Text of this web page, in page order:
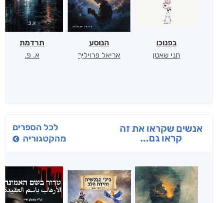
בפנוכו
חני שאטן
הנוסע
אריאל פרויליך
תרדמת
א. פ.
אנשים שקראו את זה
קראו גם...
לכל הספרים
מהקטגוריה